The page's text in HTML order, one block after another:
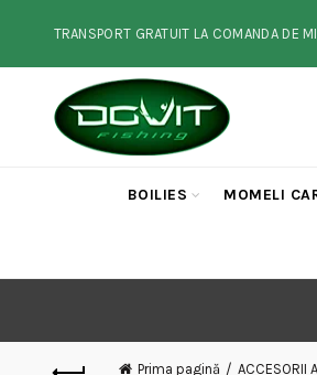
TRANSPORT GRATUIT LA COMANDA DE
BOILIES MOMELI
Prima pagină ACCESORII